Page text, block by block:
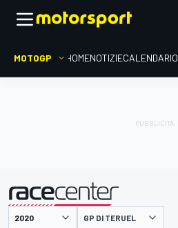
MOTOGP HOMENOTIZIECALENDARIO
presentato da GP DI TERUEL